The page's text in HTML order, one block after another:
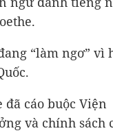
“làm ngơ” vì
cáo buộc Viện
và chính sách